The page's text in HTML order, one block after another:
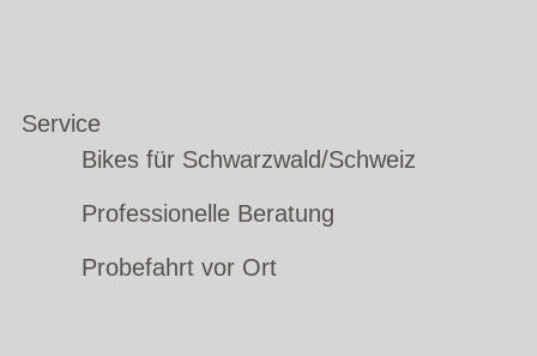
Service
Bikes für Schwarzwald/Schweiz
Professionelle Beratung
Probefahrt vor Ort